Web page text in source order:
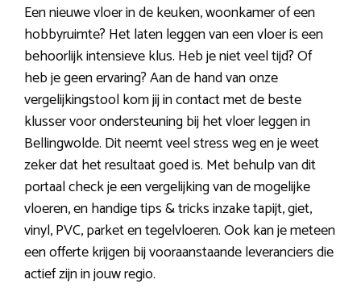
Een nieuwe vloer in de keuken, woonkamer of een
hobbyruimte? Het laten leggen van een vloer is een
behoorlijk intensieve klus. Heb je niet veel tijd? Of
heb je geen ervaring? Aan de hand van onze
vergelijkingstool kom jij in contact met de beste
klusser voor ondersteuning bij het vloer leggen in
Bellingwolde. Dit neemt veel stress weg en je weet
zeker dat het resultaat goed is. Met behulp van dit
portaal check je een vergelijking van de mogelijke
vloeren, en handige tips & tricks inzake tapijt, giet,
vinyl, PVC, parket en tegelvloeren. Ook kan je meteen
een offerte krijgen bij vooraanstaande leveranciers die
actief zijn in jouw regio.